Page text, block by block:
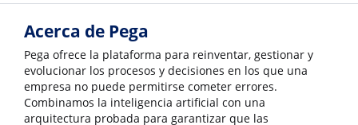
Acerca de Pega
Pega ofrece la plataforma para reinventar, gestionar y
evolucionar los procesos y decisiones en los que una
empresa no puede permitirse cometer errores.
Combinamos la inteligencia artificial con una
arquitectura probada para garantizar que las